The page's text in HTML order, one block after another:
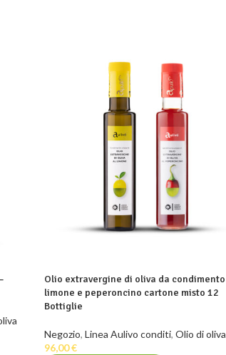
Olio extravergine di oliva da condimento
limone e peperoncino cartone misto 12
Bottiglie
Negozio, Linea Aulivo conditi, Olio di oliva
96,00€